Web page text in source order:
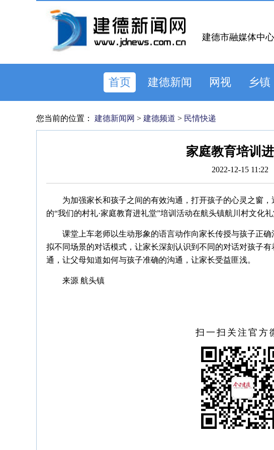
建德市融媒体中
首页 建德新闻 网视 乡镇
您当前的位置： 建德新闻网 > 建德频道 > 民情快递
家庭教育培训
2022-12-15 11:22
为加强家长和孩子之间的有效沟通，打开孩子的心灵之窗
的“我们的村礼·家庭教育进礼堂”培训活动在航头镇航川村文化礼
课堂上车老师以生动形象的语言动作向家长传授与孩子正
拟不同场景的对话模式，让家长深刻认识到不同的对话对孩子
通，让父母知道如何与孩子准确的沟通，让家长受益匪浅。
来源 航头镇
扫一扫关注官方